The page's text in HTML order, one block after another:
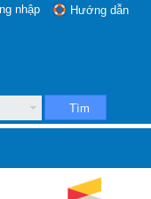
Hướng dẫn
nhập
Tìm